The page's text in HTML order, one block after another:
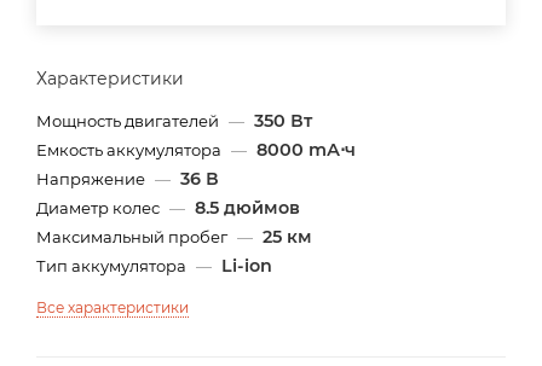
Характеристики
Мощность двигателей — 350 Вт
Емкость аккумулятора — 8000 mА⋅ч
Напряжение — 36 В
Диаметр колес — 8.5 дюймов
Максимальный пробег — 25 км
Тип аккумулятора — Li-ion
Все характеристики